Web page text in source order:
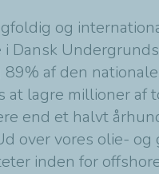
og
Dansk
af den
lagre millioner
end et halvt
over vores olie-
inden for